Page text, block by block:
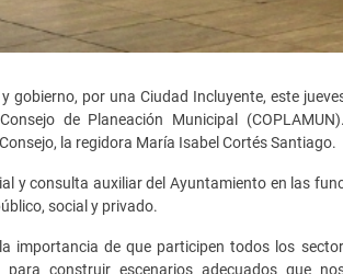
por una Ciudad Incluyente, este
de Planeación Municipal
la regidora María Isabel Cortés Santiago.
y consulta auxiliar del Ayuntamiento en las
social y privado.
importancia de que participen todos los
para construir escenarios adecuados que